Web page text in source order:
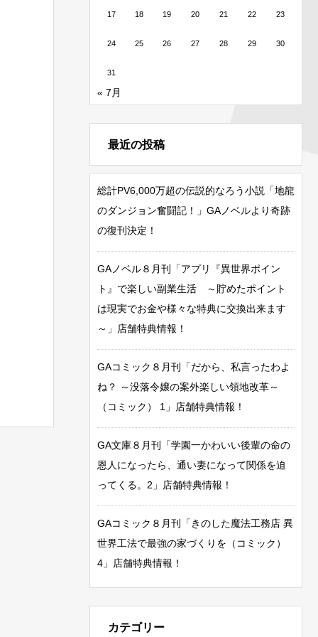
17 18 19 20 21 22 23
24 25 26 27 28 29 30
31
« 7月
最近の投稿
総計PV6,000万超の伝説的なろう小説「地龍
のダンジョン奮闘記！」GAノベルより奇跡
の復刊決定！
GAノベル８月刊「アプリ『異世界ポイン
ト』で楽しい副業生活 ～貯めたポイント
は現実でお金や様々な特典に交換出来ます
～」店舗特典情報！
GAコミック８月刊「だから、私言ったわよ
ね？ ～没落令嬢の案外楽しい領地改革～
（コミック） 1」店舗特典情報！
GA文庫８月刊「学園一かわいい後輩の命の
恩人になったら、通い妻になって関係を迫
ってくる。2」店舗特典情報！
GAコミック８月刊「きのした魔法工務店 異
世界工法で最強の家づくりを（コミック）
4」店舗特典情報！
カテゴリー